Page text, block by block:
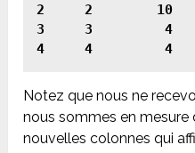
2     2        10
3     3         4
4     4         4
Notez que nous ne
nous sommes en mesure
nouvelles colonnes qui